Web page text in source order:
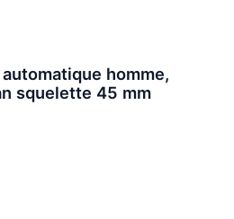
homme,
squelette 45 mm